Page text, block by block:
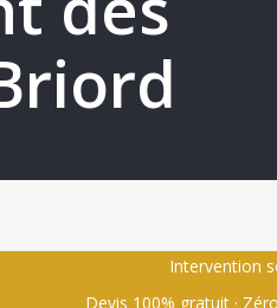
Intervention
Devis 100% gratuit ·